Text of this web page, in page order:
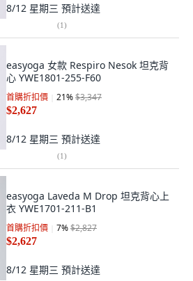
8/12 星期三 預計送達
(1)
easyoga 女款 Respiro Nesok 坦克背
心 YWE1801-255-F60
首購折扣價 21%$3,347
$2,627
8/12 星期三 預計送達
(1)
easyoga Laveda M Drop 坦克背心上
衣 YWE1701-211-B1
首購折扣價 7%$2,827
$2,627
8/12 星期三 預計送達